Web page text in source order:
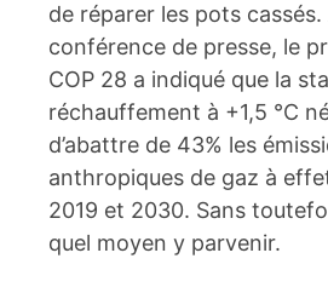
de réparer les pots cassés.
conférence de presse, le
COP 28 a indiqué que la
réchauffement à +1,5 °C
d’abattre de 43% les
anthropiques de gaz à
2019 et 2030. Sans
quel moyen y parvenir.